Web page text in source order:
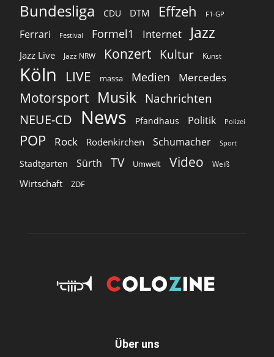
Bundesliga CDU DTM Effzeh F1-GP
Ferrari Festival Formel1 Internet Jazz
Jazz Live Jazz NRW Konzert Kultur Kunst
Köln LIVE massa Medien Mercedes
Motorsport Musik Nachrichten
NEUE-CD
News Pfandhaus Politik Polizei
POP Rock Rodenkirchen Schumacher Sport
Stadtgarten Sürth TV Umwelt Video Weiß
Wirtschaft ZDF
Über uns